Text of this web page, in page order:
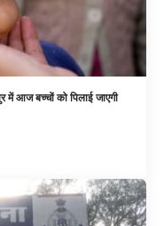
में आज बच्चों को पिलाई जाएगी